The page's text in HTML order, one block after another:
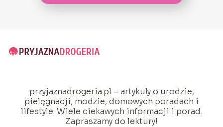
przyjaznadrogeria.pl – artykuły o urodzie,
pielęgnacji, modzie, domowych poradach i
lifestyle. Wiele ciekawych informacji i porad.
Zapraszamy do lektury!